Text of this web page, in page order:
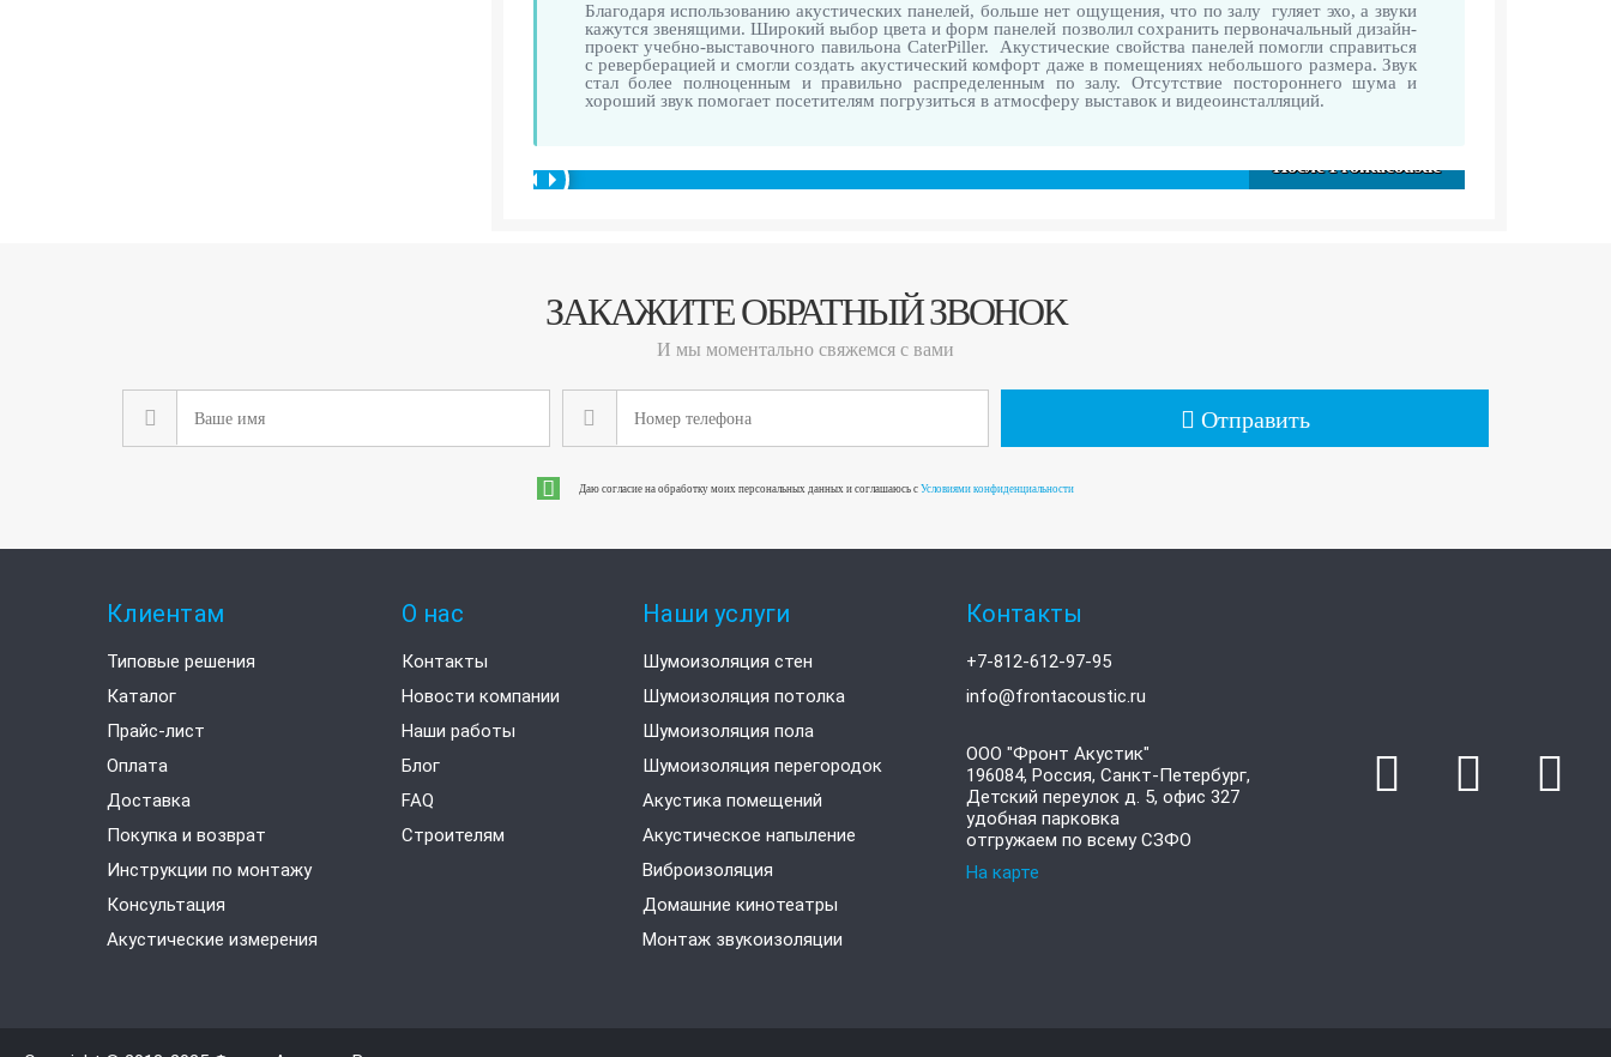
Благодаря использованию акустических панелей, больше нет ощущения, что по залу гуляет эхо, а звуки
кажутся звенящими. Широкий выбор цвета и форм панелей позволил сохранить первоначальный дизайн-
проект учебно-выставочного павильона CaterPiller. Акустические свойства панелей помогли справиться
с реверберацией и смогли создать акустический комфорт даже в помещениях небольшого размера. Звук
стал более полноценным и правильно распределенным по залу. Отсутствие постороннего шума и
хороший звук помогает посетителям погрузиться в атмосферу выставок и видеоинсталляций.
ЗАКАЖИТЕ ОБРАТНЫЙ ЗВОНОК
И мы моментально свяжемся с вами
Отправить
Даю согласие на обработку моих персональных данных и соглашаюсь с Условиями конфиденциальности
Клиентам
Типовые решения
Каталог
Прайс-лист
Оплата
Доставка
Покупка и возврат
Инструкции по монтажу
Консультация
Акустические измерения
О нас
Контакты
Новости компании
Наши работы
Блог
FAQ
Строителям
Наши услуги
Шумоизоляция стен
Шумоизоляция потолка
Шумоизоляция пола
Шумоизоляция перегородок
Акустика помещений
Акустическое напыление
Виброизоляция
Домашние кинотеатры
Монтаж звукоизоляции
Контакты
+7-812-612-97-95
info@frontacoustic.ru
ООО "Фронт Акустик"
196084, Россия, Санкт-Петербург,
Детский переулок д. 5, офис 327
удобная парковка
отгружаем по всему СЗФО
На карте